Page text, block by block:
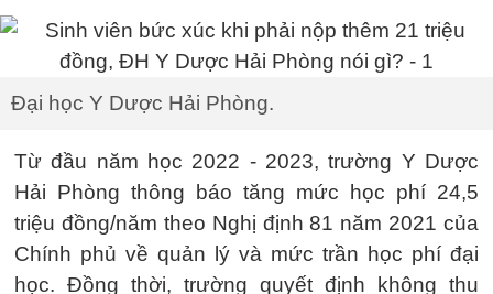
Đại học Y Dược Hải Phòng.
Từ đầu năm học 2022 - 2023, trường Y Dược
Hải Phòng thông báo tăng mức học phí 24,5
triệu đồng/năm theo Nghị định 81 năm 2021 của
Chính phủ về quản lý và mức trần học phí đại
học. Đồng thời, trường quyết định không thu